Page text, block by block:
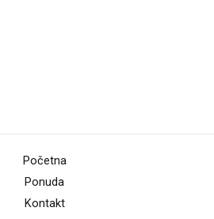
Početna
Ponuda
Kontakt